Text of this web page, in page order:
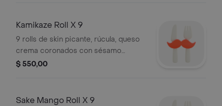
Kamikaze Roll X 9
9 rolls de skin picante, rúcula, queso
crema coronados con sésamo
integral y negro, salsa de soja, wasabi,
$ 550,00
Sake Mango Roll X 9